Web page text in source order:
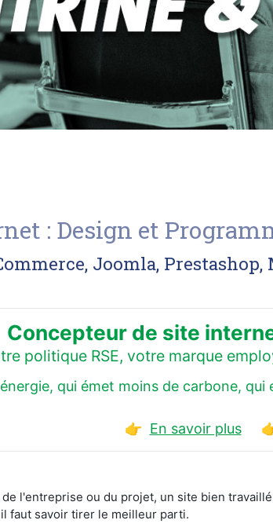
: Design et
Joomla, Prestashop,
Concepteur de site
politique RSE, votre marque
qui émet moins de carbone,
👉 En savoir plus
l'entreprise ou du projet, un site bien
faut savoir tirer le meilleur parti.